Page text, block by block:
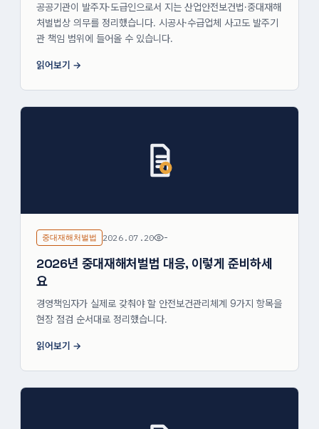
공공기관이 발주자·도급인으로서 지는 산업안전보건법·중대재해
처벌법상 의무를 정리했습니다. 시공사·수급업체 사고도 발주기
관 책임 범위에 들어올 수 있습니다.
읽어보기
중대재해처벌법 2026.07.20 -
2026년 중대재해처벌법 대응, 이렇게 준비하세
요
경영책임자가 실제로 갖춰야 할 안전보건관리체계 9가지 항목을
현장 점검 순서대로 정리했습니다.
읽어보기